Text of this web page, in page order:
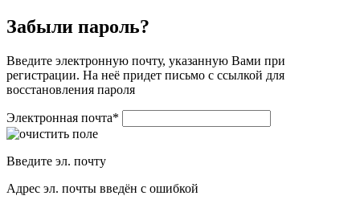
Забыли пароль?
Введите электронную почту, указанную Вами при
регистрации. На неё придет письмо с ссылкой для
восстановления пароля
Электронная почта*
Введите эл. почту
Адрес эл. почты введён с ошибкой